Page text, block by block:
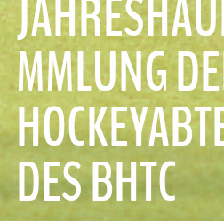
MMLUNG
DES BHTC